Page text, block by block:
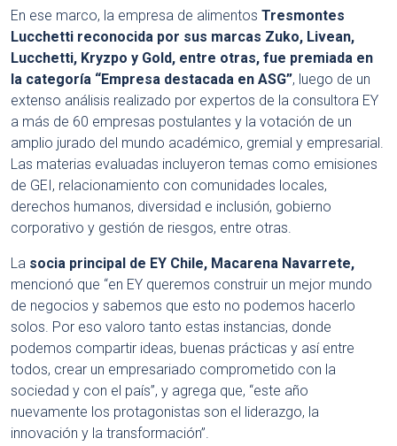
En ese marco, la empresa de alimentos Tresmontes
Lucchetti reconocida por sus marcas Zuko, Livean,
Lucchetti, Kryzpo y Gold, entre otras, fue premiada en
la categoría “Empresa destacada en ASG”, luego de un
extenso análisis realizado por expertos de la consultora EY
a más de 60 empresas postulantes y la votación de un
amplio jurado del mundo académico, gremial y empresarial.
Las materias evaluadas incluyeron temas como emisiones
de GEI, relacionamiento con comunidades locales,
derechos humanos, diversidad e inclusión, gobierno
corporativo y gestión de riesgos, entre otras.
La socia principal de EY Chile, Macarena Navarrete,
mencionó que “en EY queremos construir un mejor mundo
de negocios y sabemos que esto no podemos hacerlo
solos. Por eso valoro tanto estas instancias, donde
podemos compartir ideas, buenas prácticas y así entre
todos, crear un empresariado comprometido con la
sociedad y con el país”, y agrega que, “este año
nuevamente los protagonistas son el liderazgo, la
innovación y la transformación”.